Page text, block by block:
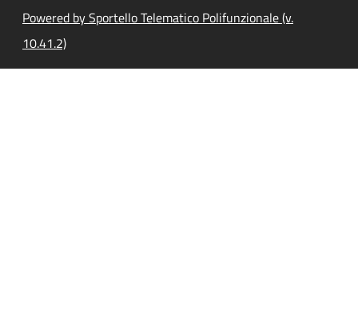
Powered by Sportello Telematico Polifunzionale (v.
10.41.2)